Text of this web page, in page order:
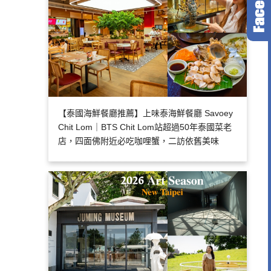
【泰國海鮮餐廳推薦】上味泰海鮮餐廳 Savoey
Chit Lom｜BTS Chit Lom站超過50年泰國菜老
店，四面佛附近必吃咖哩蟹，二訪依舊美味